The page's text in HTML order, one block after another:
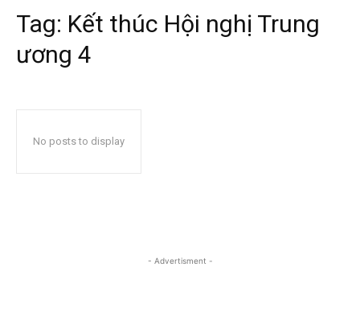
Tag: Kết thúc Hội nghị Trung
ương 4
No posts to display
- Advertisment -